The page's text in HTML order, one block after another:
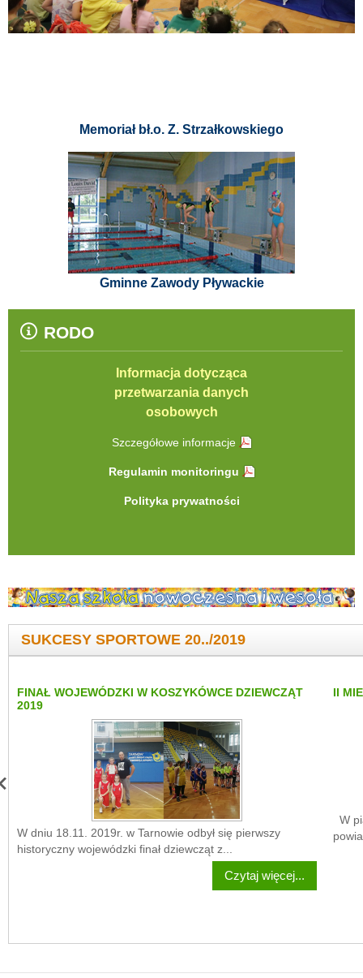
Memoriał bł.o. Z. Strzałkowskiego
Gminne Zawody Pływackie
RODO
Informacja dotycząca
przetwarzania danych
osobowych
Szczegółowe informacje
Regulamin monitoringu
Polityka prywatności
SUKCESY SPORTOWE 20../2019
FINAŁ WOJEWÓDZKI W KOSZYKÓWCE DZIEWCZĄT
2019
W dniu 18.11. 2019r. w Tarnowie odbył się pierwszy
historyczny wojewódzki finał dziewcząt z...
Czytaj więcej...
II
W